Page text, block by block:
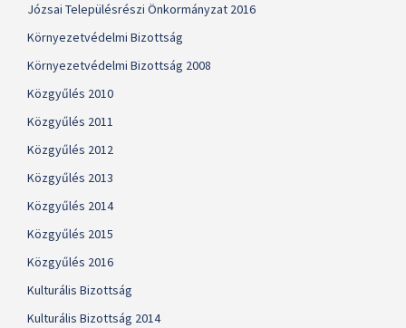
Józsai Településrészi Önkormányzat 2016
Környezetvédelmi Bizottság
Környezetvédelmi Bizottság 2008
Közgyűlés 2010
Közgyűlés 2011
Közgyűlés 2012
Közgyűlés 2013
Közgyűlés 2014
Közgyűlés 2015
Közgyűlés 2016
Kulturális Bizottság
Kulturális Bizottság 2014